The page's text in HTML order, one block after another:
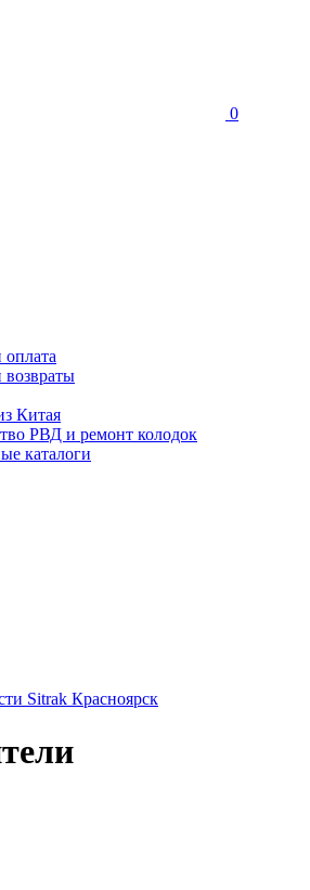
0
оплата
возвраты
Китая
РВД и ремонт колодок
каталоги
Sitrak Красноярск